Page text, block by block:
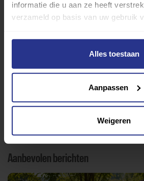
informatie die u aan ze heeft
verzameld op basis van uw gebruik
Alles toestaan
Aanpassen
Weigeren
Gezondheid
Lifestyle Tech Tips & tricks
Terug naar
Aanbevolen berichten